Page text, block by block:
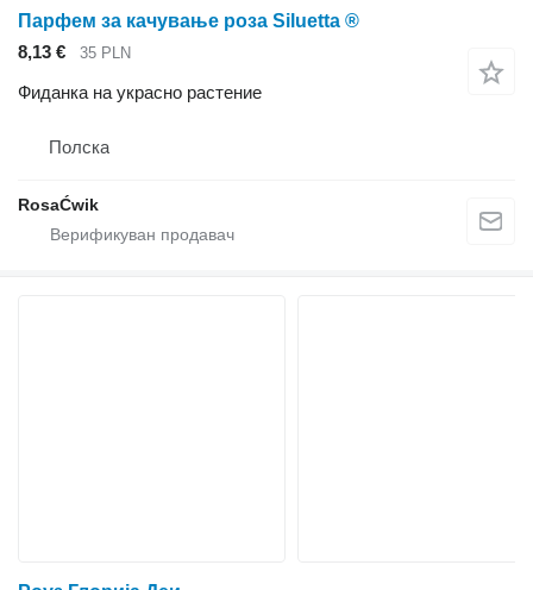
Парфем за качување роза Siluetta ®
8,13 €
35 PLN
Фиданка на украсно растение
Полска
RosaĆwik